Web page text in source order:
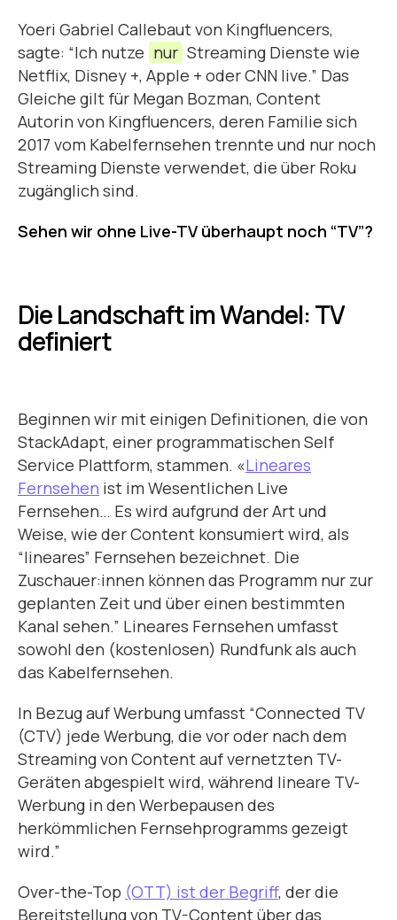
Yoeri Gabriel Callebaut von Kingfluencers,
sagte: “Ich nutze nur Streaming Dienste wie
Netflix, Disney +, Apple + oder CNN live.” Das
Gleiche gilt für Megan Bozman, Content
Autorin von Kingfluencers, deren Familie sich
2017 vom Kabelfernsehen trennte und nur noch
Streaming Dienste verwendet, die über Roku
zugänglich sind.
Sehen wir ohne Live-TV überhaupt noch “TV”?
Die Landschaft im Wandel: TV
definiert
Beginnen wir mit einigen Definitionen, die von
StackAdapt, einer programmatischen Self
Service Plattform, stammen. «Lineares
Fernsehen ist im Wesentlichen Live
Fernsehen… Es wird aufgrund der Art und
Weise, wie der Content konsumiert wird, als
“lineares” Fernsehen bezeichnet. Die
Zuschauer:innen können das Programm nur zur
geplanten Zeit und über einen bestimmten
Kanal sehen.” Lineares Fernsehen umfasst
sowohl den (kostenlosen) Rundfunk als auch
das Kabelfernsehen.
In Bezug auf Werbung umfasst “Connected TV
(CTV) jede Werbung, die vor oder nach dem
Streaming von Content auf vernetzten TV-
Geräten abgespielt wird, während lineare TV-
Werbung in den Werbepausen des
herkömmlichen Fernsehprogramms gezeigt
wird.”
Over-the-Top (OTT) ist der Begriff, der die
Bereitstellung von TV-Content über das